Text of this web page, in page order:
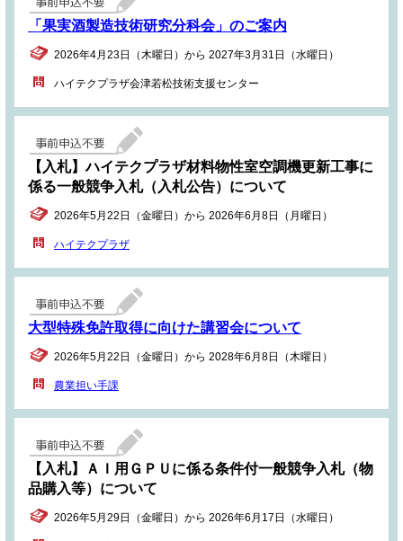
「果実酒製造技術研究分科会」のご案内
2026年4月23日（木曜日）から 2027年3月31日（水曜日）
ハイテクプラザ会津若松技術支援センター
【入札】ハイテクプラザ材料物性室空調機更新工事に
係る一般競争入札（入札公告）について
2026年5月22日（金曜日）から 2026年6月8日（月曜日）
ハイテクプラザ
大型特殊免許取得に向けた講習会について
2026年5月22日（金曜日）から 2028年6月8日（木曜日）
農業担い手課
【入札】ＡＩ用ＧＰＵに係る条件付一般競争入札（物
品購入等）について
2026年5月29日（金曜日）から 2026年6月17日（水曜日）